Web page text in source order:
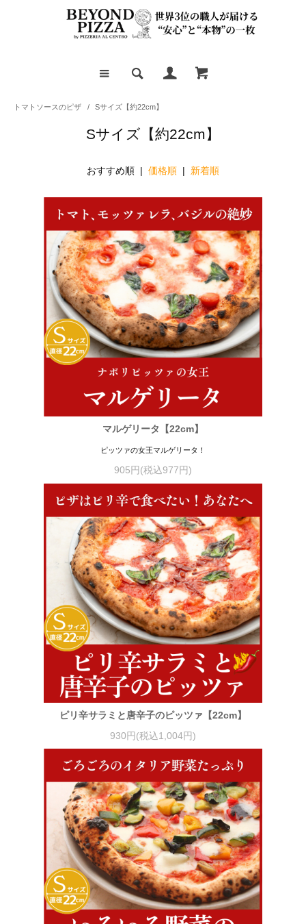
トマトソースのピザ / Sサイズ【約22cm】
Sサイズ【約22cm】
おすすめ順 | 価格順 | 新着順
マルゲリータ【22cm】
ピッツァの女王マルゲリータ！
905円(税込977円)
ピリ辛サラミと唐辛子のピッツァ【22cm】
930円(税込1,004円)